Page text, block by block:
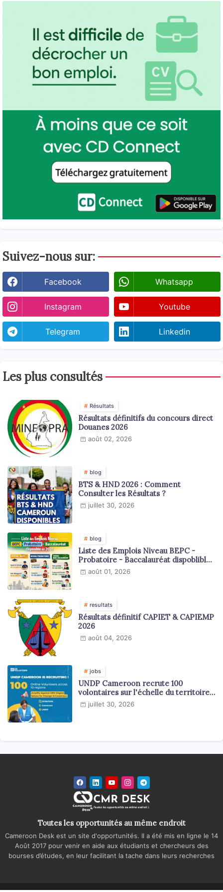
Suivez-nous sur:
Facebook Whatsapp
Instagram Youtube
Telegram Linkedin
Les plus consultés
Résultats
Résultats définitifs du concours direct
Douanes 2026
août 02, 2026
blog
BTS & HND 2026 : Comment
Consulter les Résultats ?
juillet 30, 2026
blog
Liste des Emplois Niveau BEPC -
Probatoire - Baccalauréat dispoblible
en 2026
août 01, 2026
resultats
Résultats définitif CAPIET & CAPIEMP
2026
août 04, 2026
jobs
UNDP Cameroon recrute 100
volontaires sur l'échelle du territoire
national
juillet 30, 2026
Toutes les opportunités au même endroit
Cameroon Desk est un site d'opportunités. Il a été mis en ligne le 14
Août 2017 pour venir en aide aux étudiants et chercheurs des
bourses d’études, en leur facilitant la tache dans leurs recherches